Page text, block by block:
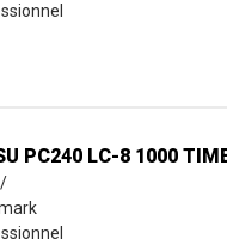
PC240 LC-8 1000